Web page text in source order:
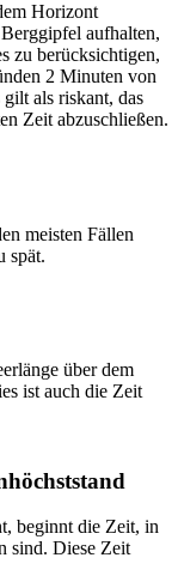
Horizont
aufhalten,
zu berücksichtigen,
2 Minuten von
als riskant, das
Zeit abzuschließen.
meisten Fällen
spät.
über dem
ist auch die Zeit
beginnt die Zeit, in
sind. Diese Zeit